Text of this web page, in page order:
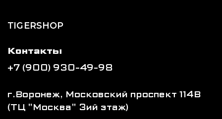
TIGERSHOP
Контакты
+7 (900) 930-49-98
г.Воронеж, Московский проспект 114В
(ТЦ "Москва" 3ий этаж)